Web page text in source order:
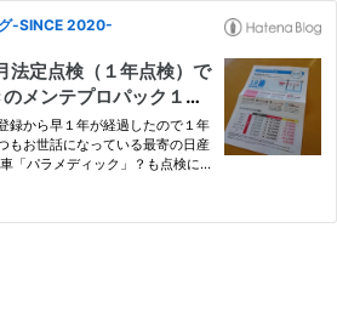
-SINCE 2020-
法定点検（１年点検）で
メンテプロパック１８
録から早１年が経過したので１年
お世話になっている最寄の日産
「パラメディック」？も点検に
いただく。もちろん、右も一緒…